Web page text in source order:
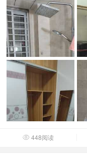
 448阅读